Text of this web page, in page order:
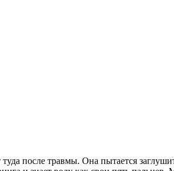
после травмы. Она пытается